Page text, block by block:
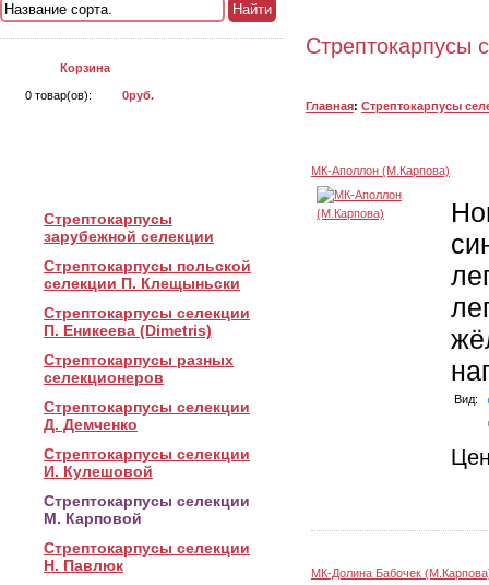
Найти
Корзина
0 товар(ов): 0руб.
Стрептокарпусы
зарубежной селекции
Стрептокарпусы польской
селекции П. Клещыньски
Стрептокарпусы селекции
П. Еникеева (Dimetris)
Стрептокарпусы разных
селекционеров
Стрептокарпусы селекции
Д. Демченко
Стрептокарпусы селекции
И. Кулешовой
Стрептокарпусы селекции
М. Карповой
Стрептокарпусы селекции
Н. Павлюк
Стрептокарпусы
Главная: Стрептокарпусы
МК-Аполлон (М.Карпова)
Вид:
МК-Долина Бабочек